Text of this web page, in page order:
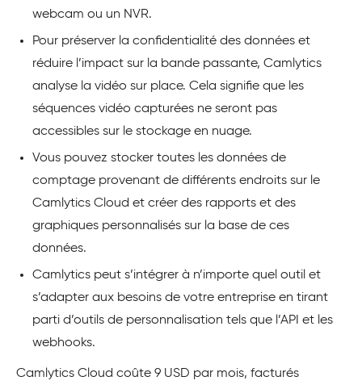
webcam ou un NVR.
Pour préserver la confidentialité des données et
réduire l’impact sur la bande passante, Camlytics
analyse la vidéo sur place. Cela signifie que les
séquences vidéo capturées ne seront pas
accessibles sur le stockage en nuage.
Vous pouvez stocker toutes les données de
comptage provenant de différents endroits sur le
Camlytics Cloud et créer des rapports et des
graphiques personnalisés sur la base de ces
données.
Camlytics peut s’intégrer à n’importe quel outil et
s’adapter aux besoins de votre entreprise en tirant
parti d’outils de personnalisation tels que l’API et les
webhooks.
Camlytics Cloud coûte 9 USD par mois, facturés